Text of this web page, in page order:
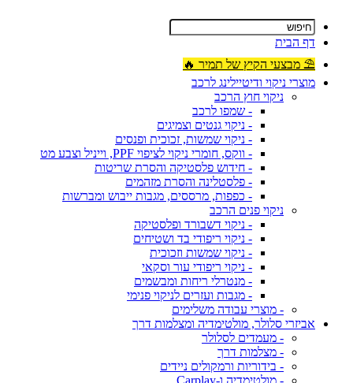
דף הבית
⛱ מבצעי הקיץ של תמיר 🔥
מוצרי ניקוי ודיטיילינג לרכב
ניקוי חוץ הרכב
- שמפו לרכב
- ניקוי גנטים וצמיגים
- ניקוי שמשות, זכוכית ופנסים
- ווקס, חומרי ניקוי לציפוי PPF, וייניל וצבע מט
- חידוש פלסטיקה והסרת שריטות
- פלסטלינה והסרת מזהמים
- כפפות, מרססים, מגבות ייבוש ומברשות
ניקוי פנים הרכב
- ניקוי דשבורד ופלסטיקה
- ניקוי ריפודי בד ושטיחים
- ניקוי שמשות וזכוכית
- ניקוי ריפודי עור וסקאי
- מנטרלי ריחות ומבשמים
- מגבות ועזרים לניקוי פנימי
- מוצרי עבודה משלימים
אביזרי סלולר, מולטימדיה ומצלמות דרך
- מעמדים לסלולר
- מצלמות דרך
- בידוריות ורמקולים ניידים
- מולטימדיה ו-Carplay